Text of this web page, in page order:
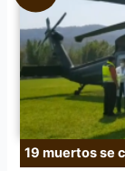
19 muertos se